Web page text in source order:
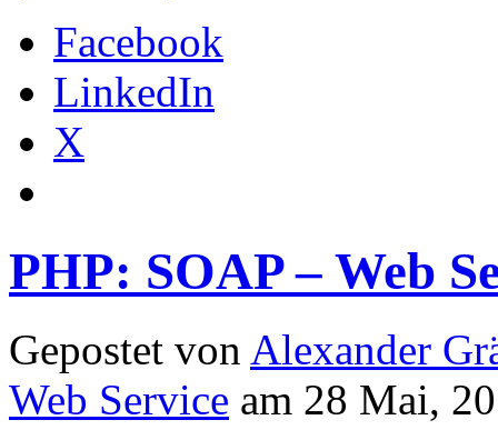
Facebook
LinkedIn
X
PHP: SOAP – Web
Gepostet von Alexander
Web Service am 28 Mai,